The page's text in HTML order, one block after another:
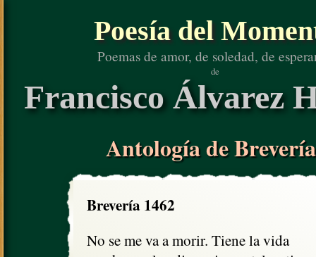
Poesía del
Poemas de amor, de soledad, de
de
Francisco Álvarez
Antología de
Brevería 1462
No se me va a morir. Tiene la vida